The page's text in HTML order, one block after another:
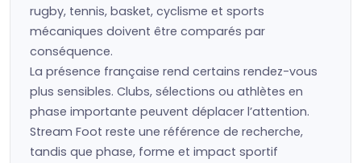
rugby, tennis, basket, cyclisme et sports
mécaniques doivent être comparés par
conséquence.
La présence française rend certains rendez-vous
plus sensibles. Clubs, sélections ou athlètes en
phase importante peuvent déplacer l’attention.
Stream Foot reste une référence de recherche,
tandis que phase, forme et impact sportif